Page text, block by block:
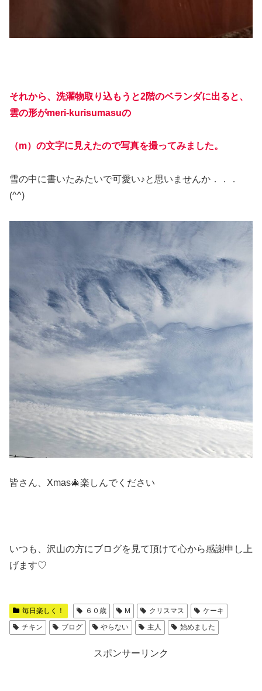
それから、洗濯物取り込もうと2階のベランダに出ると、
雲の形がmeri-kurisumasuの
（m）の文字に見えたので写真を撮ってみました。
雪の中に書いたみたいで可愛い♪と思いませんか．．．
(^^)
皆さん、Xmas🎄楽しんでください
いつも、沢山の方にブログを見て頂けて心から感謝申し上
げます♡
毎日楽しく！ ６０歳 M クリスマス
ケーキ
チキン
ブログ やらない 主人 始めました
スポンサーリンク